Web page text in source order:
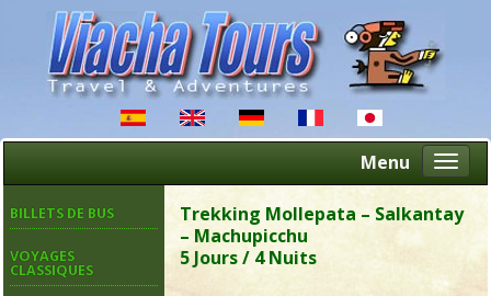
Menu
BILLETS DE BUS
VOYAGES
CLASSIQUES
Trekking Mollepata – Salkantay
– Machupicchu
5 Jours / 4 Nuits